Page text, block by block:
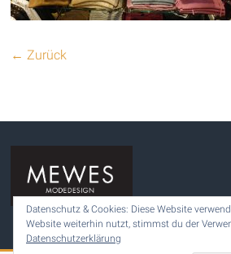
← Zurück
Datenschutz & Cookies: Diese Website
Website weiterhin nutzt, stimmst du der
Datenschutzerklärung